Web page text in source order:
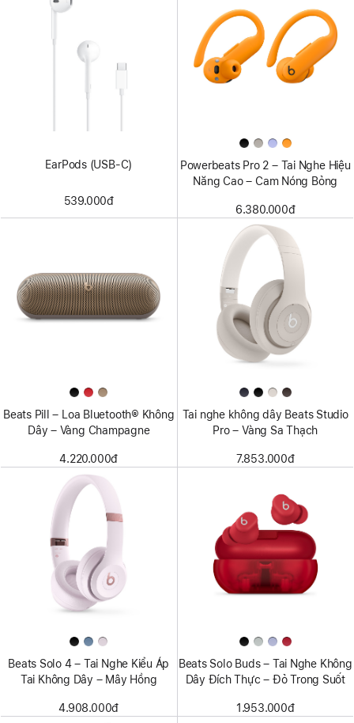
EarPods (USB-C)
539.000đ
Powerbeats Pro 2 – Tai Nghe Hiệu
Năng Cao – Cam Nóng Bỏng
6.380.000đ
Beats Pill – Loa Bluetooth® Không
Dây – Vàng Champagne
4.220.000đ
Tai nghe không dây Beats Studio
Pro – Vàng Sa Thạch
7.853.000đ
Beats Solo 4 – Tai Nghe Kiểu Áp
Tai Không Dây – Mây Hồng
4.908.000đ
Beats Solo Buds – Tai Nghe Không
Dây Đích Thực – Đỏ Trong Suốt
1.953.000đ